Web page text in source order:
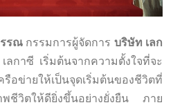
รณ กรรมการผู้จัดการ บริษัท เลก
ลกาซี เริ่มต้นจากความตั้งใจที่จะ
อข่ายให้เป็นจุดเริ่มต้นของชีวิตที่
ชีวิตให้ดียิ่งขึ้นอย่างยั่งยืน ภาย